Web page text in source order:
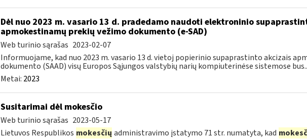
Dėl nuo 2023 m. vasario 13 d. pradedamo naudoti elektroninio
apmokestinamų prekių vežimo dokumento (e-SAD)
Web turinio sąrašas 2023-02-07
Informuojame, kad nuo 2023 m. vasario 13 d. vietoj popierinio supaprastinto akcizais
dokumento (SAAD) visų Europos Sąjungos valstybių narių kompiuterinėse sistemose
Metai: 2023
Susitarimai dėl mokesčio
Web turinio sąrašas 2023-05-17
Lietuvos Respublikos mokesčių administravimo įstatymo 71 str. numatyta, kad